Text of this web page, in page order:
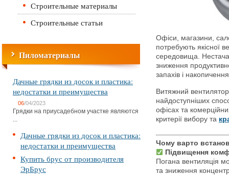
Строительные материалы
Строительные статьи
Пиломатериалы
Дачные грядки из досок и пластика:
недостатки и преимущества
06/04/2023
Грядки на приусадебном участке являются
...
Дачные грядки из досок и пластика:
недостатки и преимущества
Купить брус от производителя
ЭрБрус
Офіси, магазини,
потребують якісної
середовища. Нестача
зниження
запахів і
Витяжний
найдоступніших
офісах та
критерії вибору та
Чому варто
Підвищення
Погана вентиляція
та зниження